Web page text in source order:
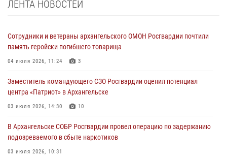
ЛЕНТА НОВОСТЕЙ
Сотрудники и ветераны архангельского ОМОН Росгвардии почтили
память геройски погибшего товарища
04 июля 2026, 11:24 3
Заместитель командующего СЗО Росгвардии оценил потенциал
центра «Патриот» в Архангельске
03 июля 2026, 14:30 10
В Архангельске СОБР Росгвардии провел операцию по задержанию
подозреваемого в сбыте наркотиков
03 июля 2026, 10:31